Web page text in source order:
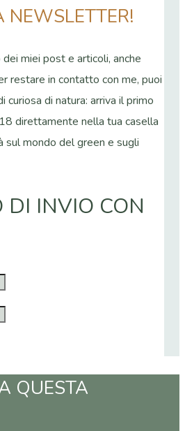
NEWSLETTER!
miei post e articoli, anche
restare in contatto con me, puoi
di natura: arriva il primo
direttamente nella tua casella
sul mondo del green e sugli
DI INVIO CON
QUESTA